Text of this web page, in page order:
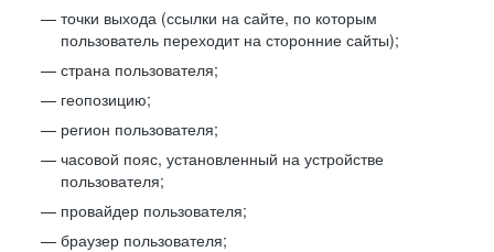
точки выхода (ссылки на сайте, по которым
пользователь переходит на сторонние сайты);
страна пользователя;
геопозицию;
регион пользователя;
часовой пояс, установленный на устройстве
пользователя;
провайдер пользователя;
браузер пользователя;